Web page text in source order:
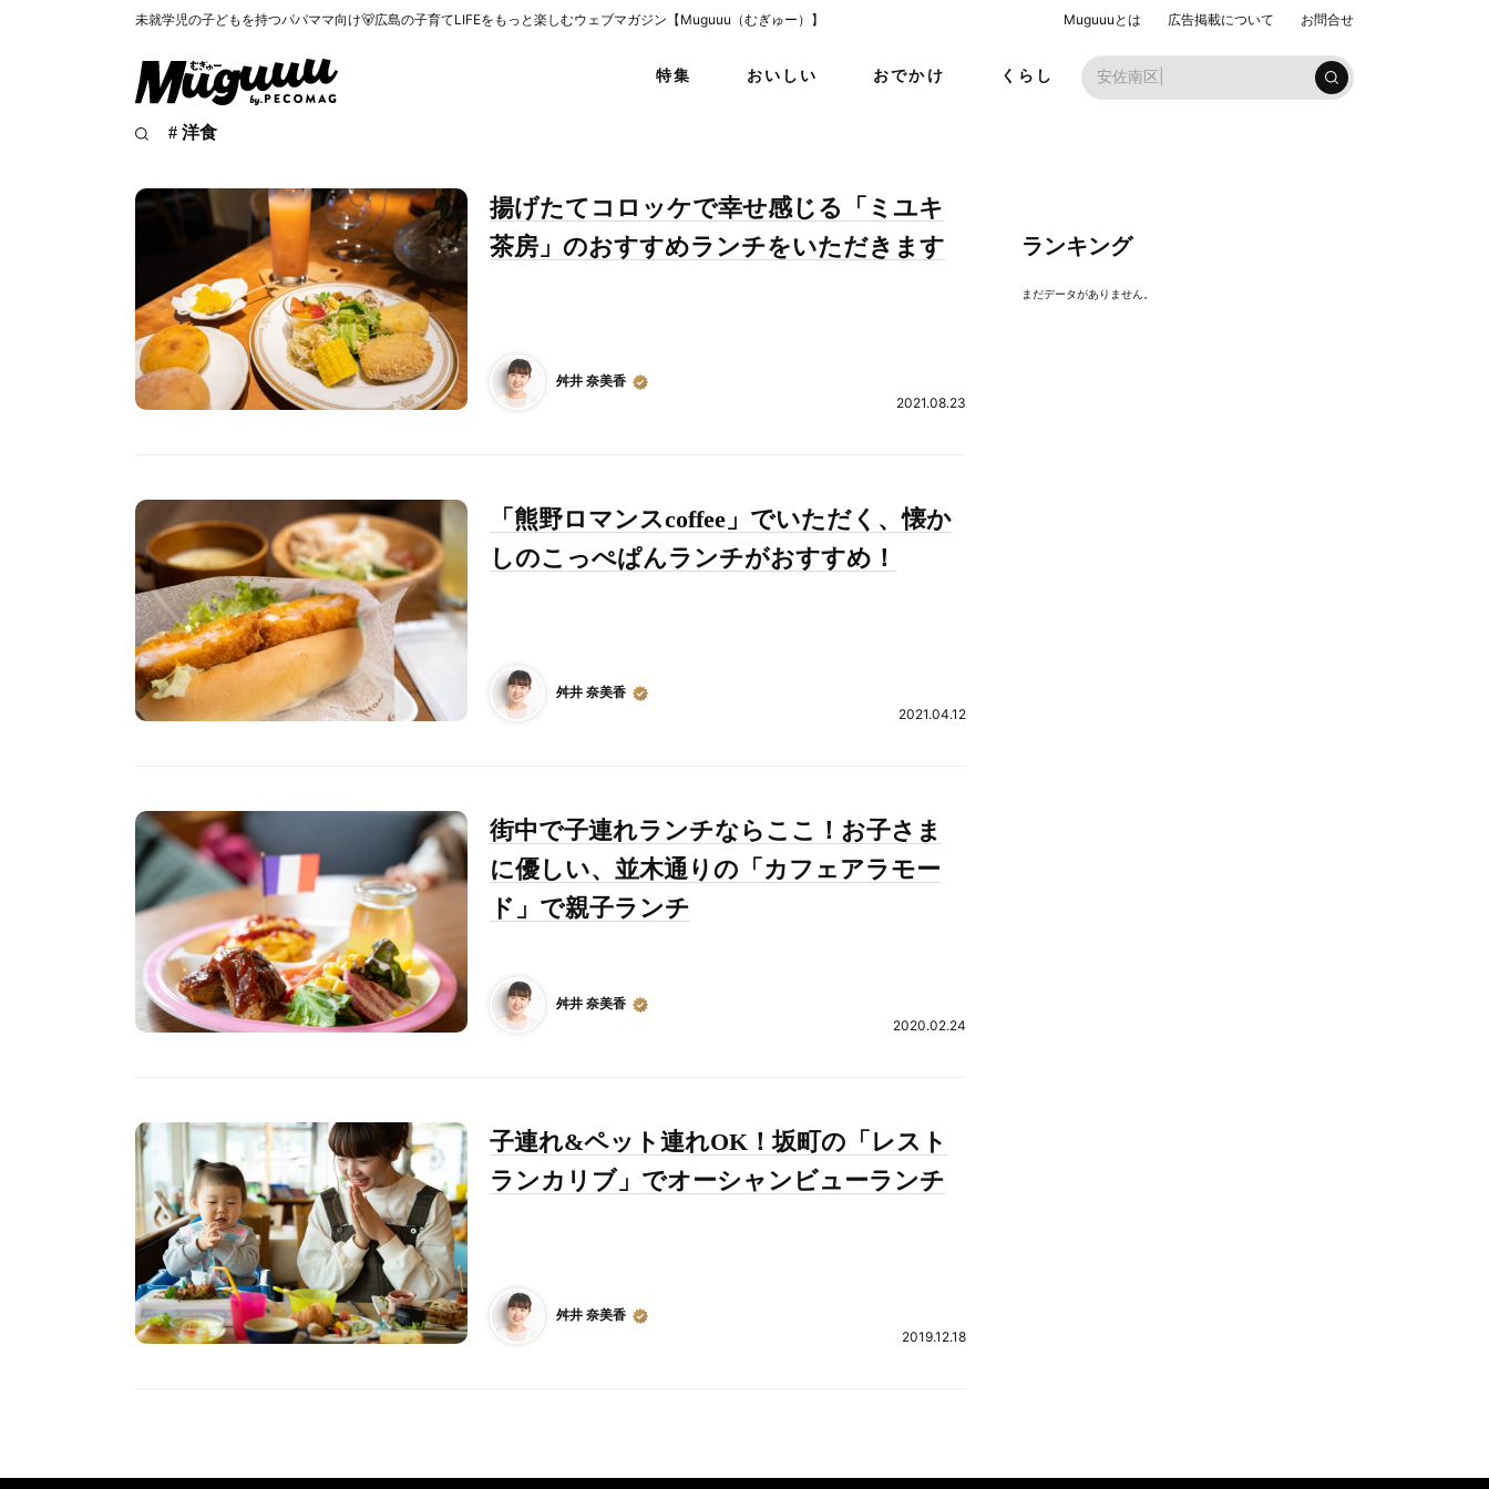
未就学児の子どもを持つパパママ向け🐻広島の子育てLIFEをもっと楽しむウェブマガジン【Muguuu（むぎゅー）】 Muguuuとは 広告掲載について お問合せ
特集 おいしい おでかけ くらし 安佐南
# 洋食
揚げたてコロッケで幸せ感じる「ミユキ
茶房」のおすすめランチをいただきます
舛井 奈美香
2021.08.23
「熊野ロマンスcoffee」でいただく、懐か
しのこっぺぱんランチがおすすめ！
舛井 奈美香
2021.04.12
街中で子連れランチならここ！お子さま
に優しい、並木通りの「カフェアラモー
ド」で親子ランチ
舛井 奈美香
2020.02.24
子連れ&ペット連れOK！坂町の「レスト
ランカリブ」でオーシャンビューランチ
舛井 奈美香
2019.12.18
ランキング
まだデータがありません。